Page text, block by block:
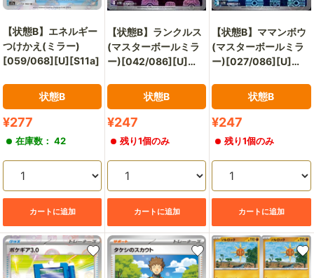
【状態B】エネルギー
つけかえ(ミラー)
[059/068][U][S11a]
状態B
販
価
格
¥277
在庫数： 42
カートに追加
【状態B】ランクルス
(マスターボールミラ
ー)[042/086][U]
状態B
販
価
格
¥247
残り1個のみ
カートに追加
【状態B】ママンボウ
(マスターボールミラ
ー)[027/086][U]
状態B
販
価
格
¥247
残り1個のみ
カートに追加